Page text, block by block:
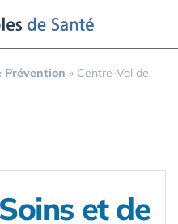
Prévention » Centre-Val de
et de